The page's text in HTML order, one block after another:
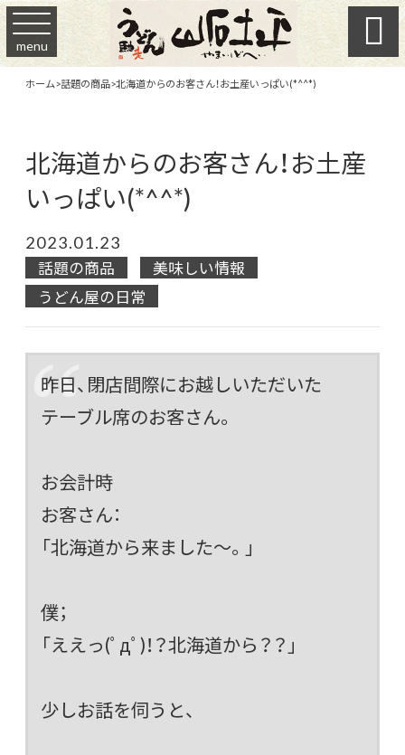
menu 
ホーム>話題の商品>北海道からのお客さん！お土産いっぱい(*^^*)
北海道からのお客さん！お土産
いっぱい(*^^*)
2023.01.23
話題の商品
美味しい情報
うどん屋の日常
昨日、閉店間際にお越しいただいた
テーブル席のお客さん。
お会計時
お客さん：
「北海道から来ました～。」
僕；
「ええっ(ﾟдﾟ)！？北海道から？？」
少しお話を伺うと、